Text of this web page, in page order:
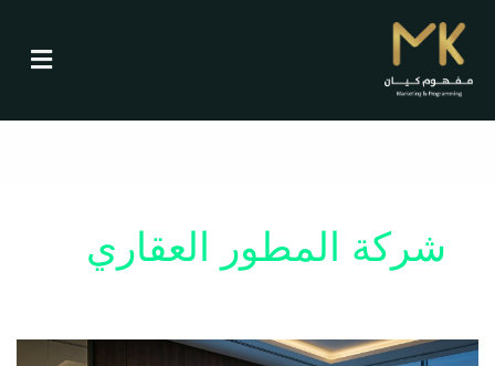
المحتوى
شركة المطور العقاري
هل
ص
ن